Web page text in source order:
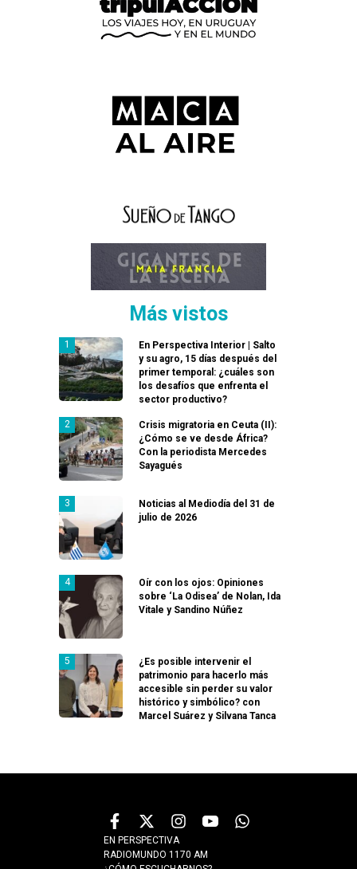
Más vistos
En Perspectiva Interior | Salto
y su agro, 15 días después del
primer temporal: ¿cuáles son
los desafíos que enfrenta el
sector productivo?
Crisis migratoria en Ceuta (II):
¿Cómo se ve desde África?
Con la periodista Mercedes
Sayagués
Noticias al Mediodía del 31 de
julio de 2026
Oír con los ojos: Opiniones
sobre ‘La Odisea’ de Nolan, Ida
Vitale y Sandino Núñez
¿Es posible intervenir el
patrimonio para hacerlo más
accesible sin perder su valor
histórico y simbólico? con
Marcel Suárez y Silvana Tanca
EN PERSPECTIVA
RADIOMUNDO 1170 AM